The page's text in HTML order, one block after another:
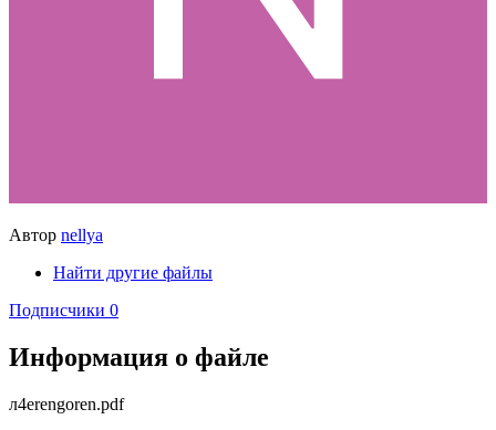
Автор nellya
Найти другие файлы
Подписчики 0
Информация о файле
л4erengoren.pdf